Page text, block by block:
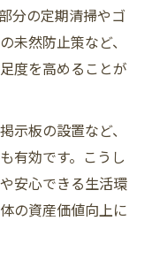
分の定期清掃やゴ
未然防止策など、
度を高めることが
示板の設置など、
有効です。こうし
安心できる生活環
の資産価値向上に